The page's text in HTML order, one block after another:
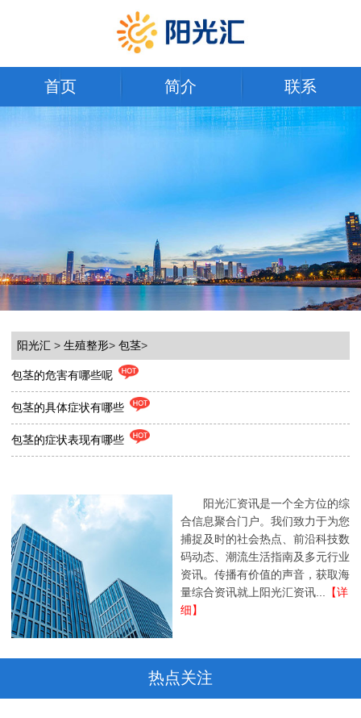
首页 简介 联系
阳光汇 > 生殖整形> 包茎>
包茎的危害有哪些呢
包茎的具体症状有哪些
包茎的症状表现有哪些
阳光汇资讯是一个全方位的综
合信息聚合门户。我们致力于为您
捕捉及时的社会热点、前沿科技数
码动态、潮流生活指南及多元行业
资讯。传播有价值的声音，获取海
量综合资讯就上阳光汇资讯...
【详
细】
热点关注